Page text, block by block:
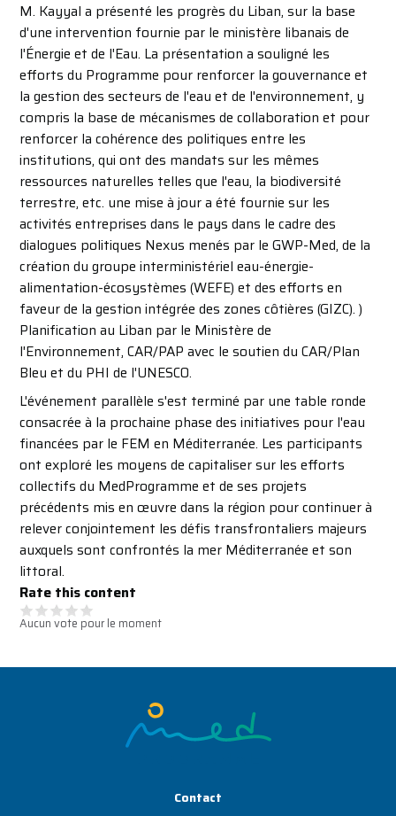
M. Kayyal a présenté les progrès du Liban, sur la base
d'une intervention fournie par le ministère libanais de
l'Énergie et de l'Eau. La présentation a souligné les
efforts du Programme pour renforcer la gouvernance et
la gestion des secteurs de l'eau et de l'environnement, y
compris la base de mécanismes de collaboration et pour
renforcer la cohérence des politiques entre les
institutions, qui ont des mandats sur les mêmes
ressources naturelles telles que l'eau, la biodiversité
terrestre, etc. une mise à jour a été fournie sur les
activités entreprises dans le pays dans le cadre des
dialogues politiques Nexus menés par le GWP-Med, de la
création du groupe interministériel eau-énergie-
alimentation-écosystèmes (WEFE) et des efforts en
faveur de la gestion intégrée des zones côtières (GIZC). )
Planification au Liban par le Ministère de
l'Environnement, CAR/PAP avec le soutien du CAR/Plan
Bleu et du PHI de l'UNESCO.
L'événement parallèle s'est terminé par une table ronde
consacrée à la prochaine phase des initiatives pour l'eau
financées par le FEM en Méditerranée. Les participants
ont exploré les moyens de capitaliser sur les efforts
collectifs du MedProgramme et de ses projets
précédents mis en œuvre dans la région pour continuer à
relever conjointement les défis transfrontaliers majeurs
auxquels sont confrontés la mer Méditerranée et son
littoral.
Rate this content
Aucun vote pour le moment
Contact